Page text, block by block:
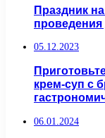
Праздник
05.12.2023
крем-суп с
06.01.2024